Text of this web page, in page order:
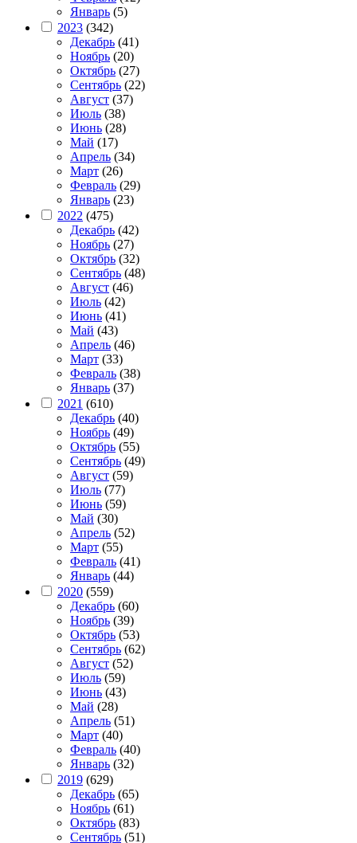
Январь (5)
2023 (342)
Декабрь (41)
Ноябрь (20)
Октябрь (27)
Сентябрь (22)
Август (37)
Июль (38)
Июнь (28)
Май (17)
Апрель (34)
Март (26)
Февраль (29)
Январь (23)
2022 (475)
Декабрь (42)
Ноябрь (27)
Октябрь (32)
Сентябрь (48)
Август (46)
Июль (42)
Июнь (41)
Май (43)
Апрель (46)
Март (33)
Февраль (38)
Январь (37)
2021 (610)
Декабрь (40)
Ноябрь (49)
Октябрь (55)
Сентябрь (49)
Август (59)
Июль (77)
Июнь (59)
Май (30)
Апрель (52)
Март (55)
Февраль (41)
Январь (44)
2020 (559)
Декабрь (60)
Ноябрь (39)
Октябрь (53)
Сентябрь (62)
Август (52)
Июль (59)
Июнь (43)
Май (28)
Апрель (51)
Март (40)
Февраль (40)
Январь (32)
2019 (629)
Декабрь (65)
Ноябрь (61)
Октябрь (83)
Сентябрь (51)